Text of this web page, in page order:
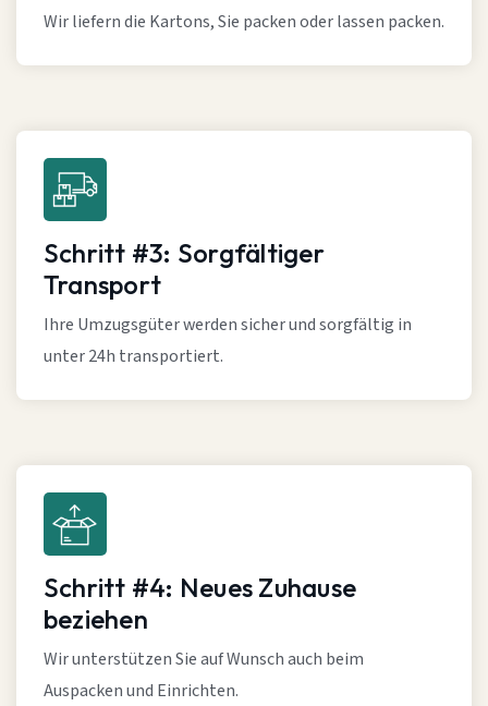
Wir liefern die Kartons, Sie packen oder lassen packen.
Schritt #3: Sorgfältiger
Transport
Ihre Umzugsgüter werden sicher und sorgfältig in
unter 24h transportiert.
Schritt #4: Neues Zuhause
beziehen
Wir unterstützen Sie auf Wunsch auch beim
Auspacken und Einrichten.